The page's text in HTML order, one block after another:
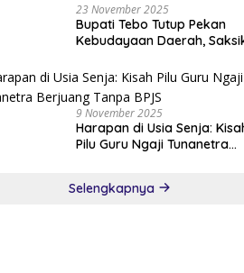
23 November 2025
Bupati Tebo Tutup Pekan
Kebudayaan Daerah,
Bujang Gadis Tebo 2025
9 November 2025
Harapan di Usia Senja:
Pilu Guru Ngaji Tunanetra
Selengkapnya